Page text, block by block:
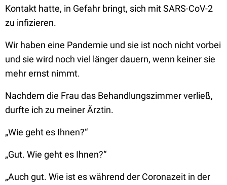
Kontakt hatte, in Gefahr bringt, sich mit SARS-CoV-2
zu infizieren.
Wir haben eine Pandemie und sie ist noch nicht vorbei
und sie wird noch viel länger dauern, wenn keiner sie
mehr ernst nimmt.
Nachdem die Frau das Behandlungszimmer verließ,
durfte ich zu meiner Ärztin.
„Wie geht es Ihnen?“
„Gut. Wie geht es Ihnen?“
„Auch gut. Wie ist es während der Coronazeit in der